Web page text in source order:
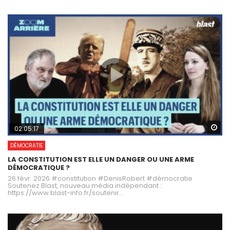
02:05:17
DÉMOCRATIE
LA CONSTITUTION EST ELLE UN DANGER OU UNE ARME
DÉMOCRATIQUE ?
26 févr. 2026 #constitution #DenisRobert #démocratie
Soutenez Blast, nouveau média indépendant :
https://www.blast-info.fr/soutenir...